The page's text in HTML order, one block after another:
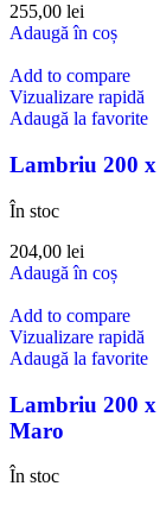
255,00 lei
Adaugă în coș
Add to compare
Vizualizare rapidă
Adaugă la favorite
Lambriu 200
În stoc
204,00 lei
Adaugă în coș
Add to compare
Vizualizare rapidă
Adaugă la favorite
Lambriu 200 x
Maro
În stoc